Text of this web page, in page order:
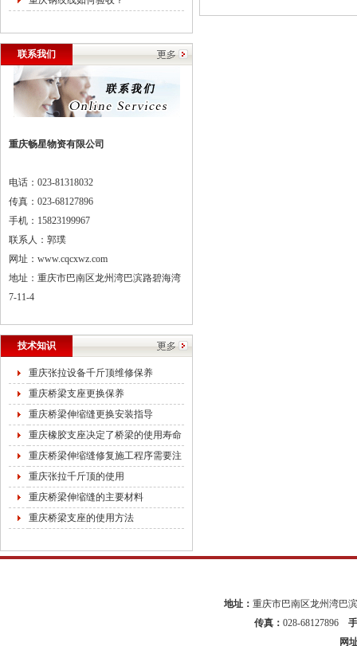
联系我们
重庆畅星物资有限公司
电话：023-81318032
传真：023-68127896
手机：15823199967
联系人：郭璞
网址：www.cqcxwz.com
地址：重庆市巴南区龙州湾巴滨路碧海湾
7-11-4
技术知识
重庆张拉设备千斤顶维修保养
重庆桥梁支座更换保养
重庆桥梁伸缩缝更换安装指导
重庆橡胶支座决定了桥梁的使用寿命
重庆桥梁伸缩缝修复施工程序需要注
重庆张拉千斤顶的使用
重庆桥梁伸缩缝的主要材料
重庆桥梁支座的使用方法
地址： 重庆市巴南区龙州湾巴
传真： 028-68127896
网